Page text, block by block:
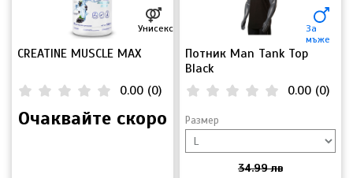
CREATINE MUSCLE MAX
Унисекс
0.00 (0)
Очаквайте скоро
Потник Man Tank Top
Black
За
мъже
0.00 (0)
Размер
34.99 лв